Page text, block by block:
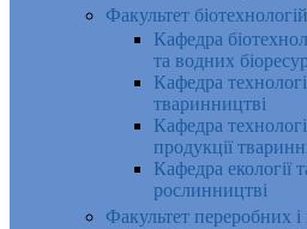
Факультет біотехнологій
Кафедра
та водних
Кафедра
тваринництві
Кафедра
продукції
Кафедра екології
рослинництві
Факультет переробних